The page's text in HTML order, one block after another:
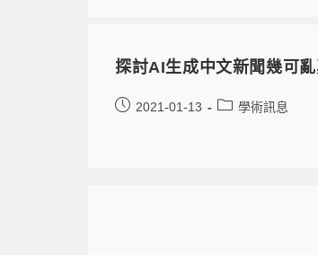
探討AI生成中文新聞幾可
2021-01-13 學術訊息